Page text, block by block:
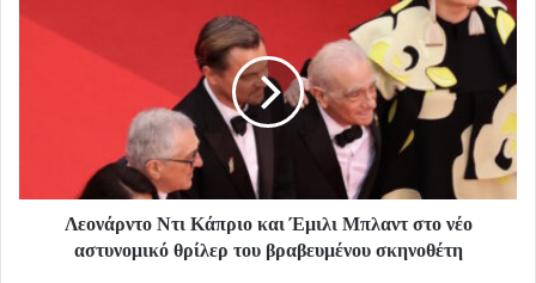
Λεονάρντο Ντι Κάπριο και Έμιλι Μπλαντ στο νέο
αστυνομικό θρίλερ του βραβευμένου σκηνοθέτη